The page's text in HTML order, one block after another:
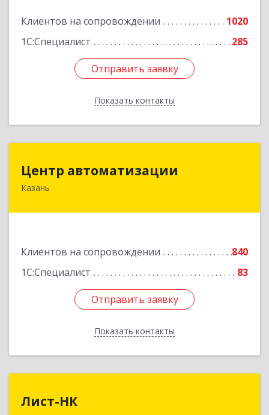
Клиентов на сопровождении
1020
1С:Специалист
285
Отправить заявку
Показать контакты
Отправить заявку
Назад
Центр автоматизации
Казань
Клиентов на сопровождении
840
1С:Специалист
83
Отправить заявку
Показать контакты
420133, Татарстан Респ, Казань г, Ямашева пр-
Отправить заявку
Назад
Лист-НК